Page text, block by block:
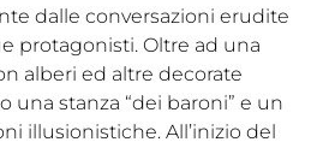
dalle conversazioni erudite
protagonisti. Oltre ad una
alberi ed altre decorate
una stanza “dei baroni” e un
illusionistiche. All’inizio del